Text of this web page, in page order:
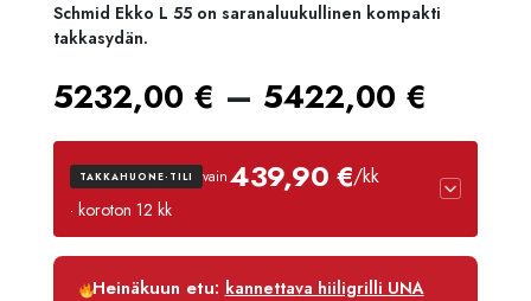
Schmid Ekko L 55 on saranaluukullinen kompakti
takkasydän.
5232,00 € – 5422,00 €
TAKKAHUONE-TILI vain439,90 €/kk
· koroton 12 kk
Luottoaika
12 kk
Heinäkuun etu: kannettava hiiligrilli UNA